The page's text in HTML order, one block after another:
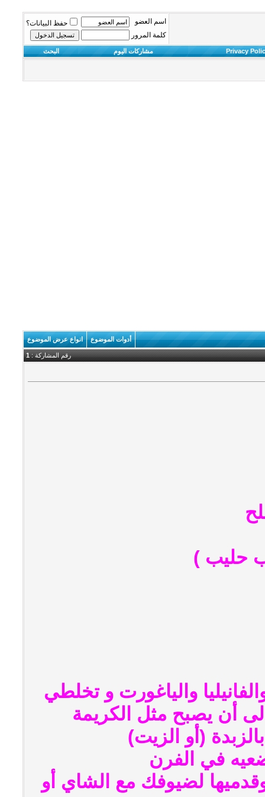
اسم العضو
حفظ البيانات؟
كلمة المرور
Privacy مشاركات اليوم البحث
أدوات الموضوع انواع عرض الموضوع
رقم المشاركة :1
والياغورت و تخلطي
أن يصبح مثل الكريمة
(أو الزيت)
في الفرن
لضيوفك مع الشاي أو